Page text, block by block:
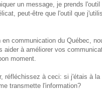
un message, je prends
peut-être que l'outil que
communication du Québec,
aider à améliorer vos
moment.
réfléchissez à ceci: si j'étais à
transmette l'information?